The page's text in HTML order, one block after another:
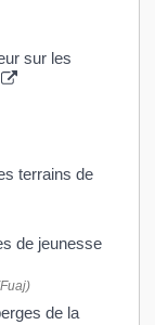
sur les
terrains de
de jeunesse
de la